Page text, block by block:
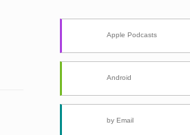
Apple Podcasts
Android
by Email